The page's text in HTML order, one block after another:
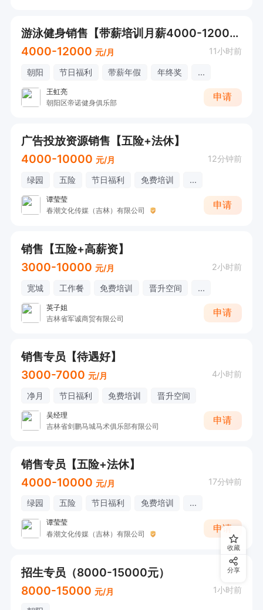
游泳健身销售【带薪培训月薪4000-12000】
4000-12000 元/月 11小时前
朝阳 节日福利 带薪年假 年终奖 ...
王虹亮
朝阳区帝诺健身俱乐部
申请
广告投放资源销售【五险+法休】
4000-10000 元/月 12分钟前
绿园 五险 节日福利 免费培训 ...
谭莹莹
春潮文化传媒（吉林）有限公司
申请
销售【五险+高薪资】
3000-10000 元/月 2小时前
宽城 工作餐 免费培训 晋升空间 ...
英子姐
吉林省军诚商贸有限公司
申请
销售专员【待遇好】
3000-7000 元/月 4小时前
净月 节日福利 免费培训 晋升空间
吴经理
吉林省剑鹏马城马术俱乐部有限公司
申请
销售专员【五险+法休】
4000-10000 元/月 17分钟前
绿园 五险 节日福利 免费培训 ...
谭莹莹
春潮文化传媒（吉林）有限公司
申请
招生专员（8000-15000元）
8000-15000 元/月 1小时前
收藏
分享